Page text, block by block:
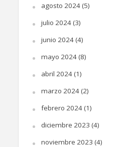
agosto 2024(5)
julio 2024(3)
junio 2024(4)
mayo 2024(8)
abril 2024(1)
marzo 2024(2)
febrero 2024(1)
diciembre 2023 (4)
noviembre 2023 (4)